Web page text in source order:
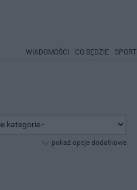
WIADOMOŚCI CO BĘDZIE SPORT
pokaż opcje dodatkowe